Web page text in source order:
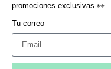
promociones exclusivas 👀.
Tu correo